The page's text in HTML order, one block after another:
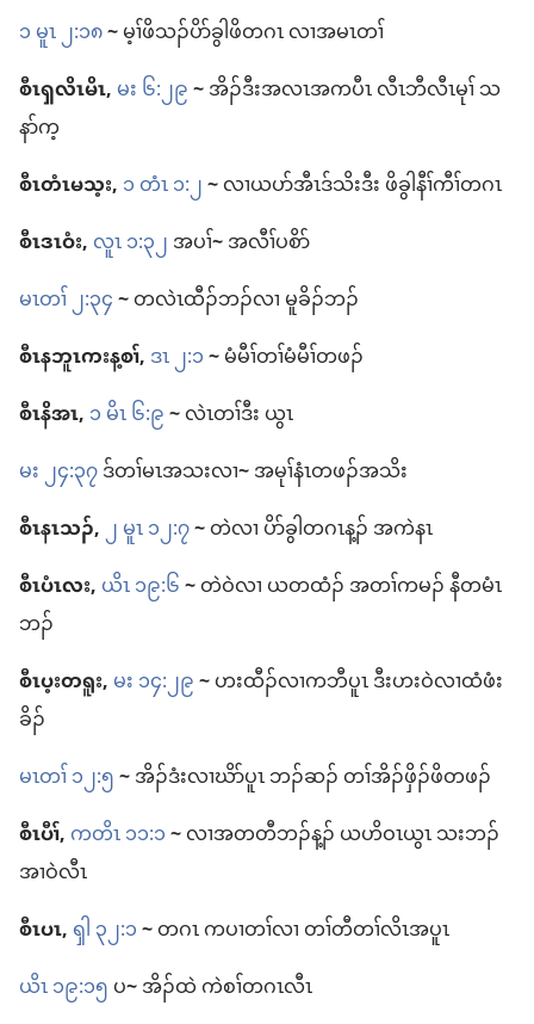
၁ မူၤ ၂:၁၈~မ့ၢ်​ဖိသၣ်​ပိာ်ခွါ​ဖိ​တဂၤ လၢ​အ​မၤတၢ်
စီၤ​ၡလိၤမိၤ,မး ၆:၂၉~အိၣ်ဒီး​အလၤ​အကပီၤ လီၤဘီ​လီၤမုၢ် သ
နာ်က့
စီၤ​တံၤမသ့း,၁ တံၤ ၁:၂~လၢ​ယ​ပာ်​အီၤ​ဒ်သိး​ဒီး ဖိခွါ​နီၢ်ကီၢ်​တဂၤ
စီၤ​ဒၤဝံး,လူၤ ၁:၃၂အပၢ်~အလီၢ်​ပစိာ်
မၤတၢ် ၂:၃၄~တ​လဲၤထီၣ်​ဘၣ်​လၢ မူခိၣ်​ဘၣ်
စီၤ​နဘူၤကးန့စၢ်,ဒၤ ၂:၁~မံမီၢ်​တၢ်​မံမီၢ်​တဖၣ်
စီၤ​နိအၤ,၁ မိၤ ၆:၉~လဲၤ​တၢ်​ဒီး ယွၤ
မး ၂၄:၃၇ဒ်​တၢ်မၤ​အသး​လၢ~အမုၢ်နံၤ​တဖၣ်​အသိး
စီၤ​နၤသၣ်,၂ မူၤ ၁၂:၇~တဲ​လၢ ပိာ်ခွါ​တဂၤ​န့ၣ်​ အ​ကဲ​နၤ
စီၤ​ပံၤလး,ယိၤ ၁၉:၆~တဲ​ဝဲ​လၢ ယ​တထံၣ်​ အ​တၢ်​ကမၣ်​ နီတမံၤ​
ဘၣ်
စီၤ​ပ့းတရူး,မး ၁၄:၂၉~ဟးထီၣ်​လၢ​ကဘီ​ပူၤ ဒီး​ဟး​ဝဲ​လၢ​ထံဖံး
ခိၣ်
မၤတၢ် ၁၂:၅~အိၣ်ဒံး​လၢ​ဃိာ်ပူၤ ဘၣ်ဆၣ်​ တၢ်​အိၣ်ဖှိၣ်​ဖိ​တဖၣ်
စီၤပီၢ်,ကတိၤ ၁၁:၁~လၢ​အ​တတီ​ဘၣ်​န့ၣ်​ ယဟိဝၤ​ယွၤ သး​ဘၣ်
အၢ​ဝဲ​လီၤ
စီၤပၤ,ၡါ ၃၂:၁~တဂၤ က​ပၢတၢ်​လၢ တၢ်တီ​တၢ်လိၤ​အ​ပူၤ
ယိၤ ၁၉:၁၅ပ~အိၣ်​ထဲ ကဲစၢ်​တဂၤ​လီၤ